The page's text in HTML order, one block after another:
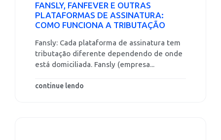
FANSLY, FANFEVER E OUTRAS
PLATAFORMAS DE ASSINATURA:
COMO FUNCIONA A TRIBUTAÇÃO
Fansly: Cada plataforma de assinatura tem
tributação diferente dependendo de onde
está domiciliada. Fansly (empresa...
continue lendo